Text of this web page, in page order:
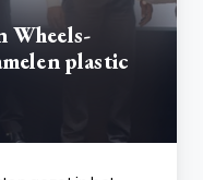
Wheels-
plastic